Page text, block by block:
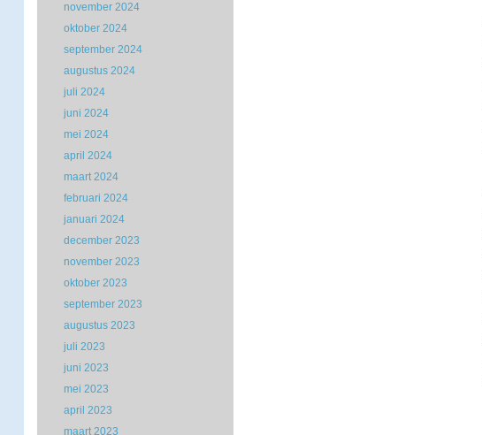
november 2024
oktober 2024
september 2024
augustus 2024
juli 2024
juni 2024
mei 2024
april 2024
maart 2024
februari 2024
januari 2024
december 2023
november 2023
oktober 2023
september 2023
augustus 2023
juli 2023
juni 2023
mei 2023
april 2023
maart 2023